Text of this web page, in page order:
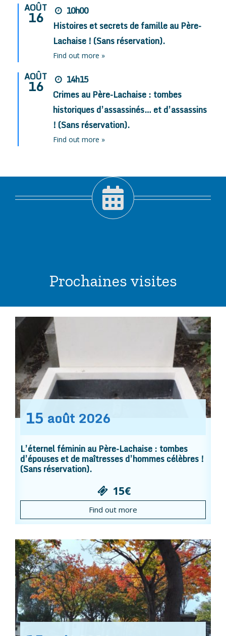
AOÛT
16
10h00
Histoires et secrets de famille au Père-
Lachaise ! (Sans réservation).
Find out more »
AOÛT
16
14h15
Crimes au Père-Lachaise : tombes
historiques d’assassinés… et d’assassins
! (Sans réservation).
Find out more »
Prochaines visites
15 août 2026
L’éternel féminin au Père-Lachaise : tombes
d’épouses et de maîtresses d’hommes célèbres !
(Sans réservation).
15€
Find out more